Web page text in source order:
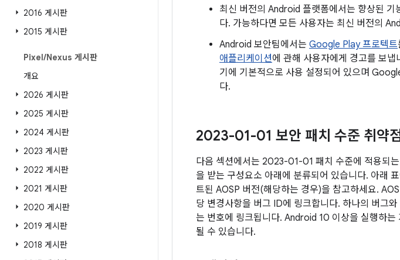
2016 게시판
2015 게시판
Pixel/Nexus 게시판
개요
2026 게시판
2025 게시판
2024 게시판
2023 게시판
2022 게시판
2021 게시판
2020 게시판
2019 게시판
2018 게시판
최신 버전의 Android 플랫폼에서는 향상된
다. 가능하다면 모든 사용자는 최신 버전의
Android 보안팀에서는 Google Play 프로텍트
애플리케이션에 관해 사용자에게 경고를 보
기에 기본적으로 사용 설정되어 있으며
다.
2023-01-01 보안 패치 수준 취약
다음 섹션에서는 2023-01-01 패치 수준에 적용되
을 받는 구성요소 아래에 분류되어 있습니다. 아래
트된 AOSP 버전(해당하는 경우)을 참고하세요.
당 변경사항을 버그 ID에 링크합니다. 하나의 버그
는 번호에 링크됩니다. Android 10 이상을 실행하는
될 수 있습니다.